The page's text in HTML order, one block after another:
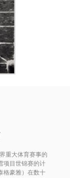
重大体育赛事的
项目世锦赛的计
格豪雅）在数十